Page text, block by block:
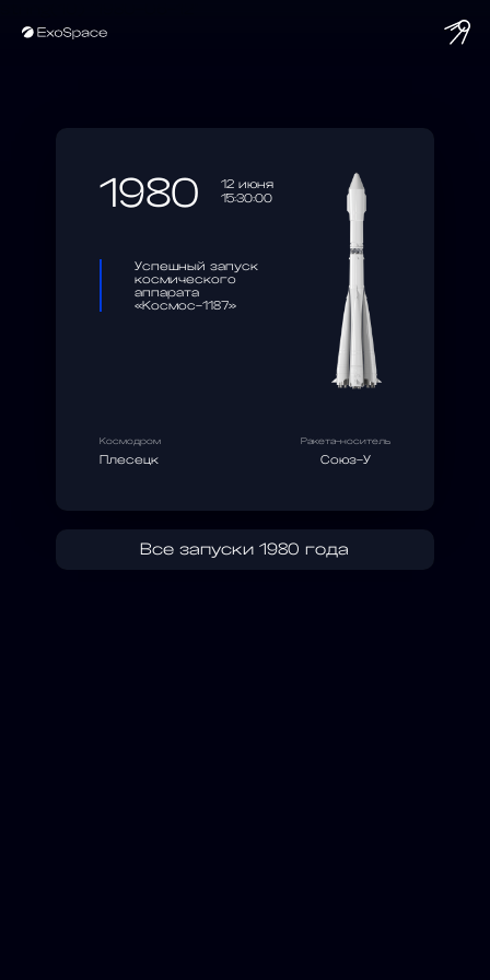
1980
12 июня
15:30:00
Успешный запуск
космического
аппарата
«Космос-1187»
Космодром
Плесецк
Ракета-носитель
Союз-У
Все запуски 1980 года